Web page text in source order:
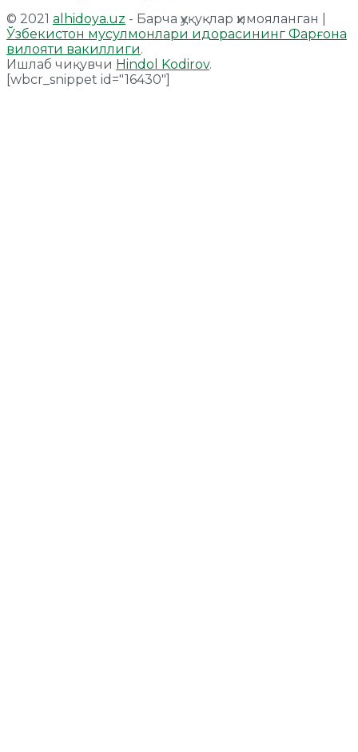
© 2021 alhidoya.uz - Барча ҳуқуқлар ҳимояланган |
Ўзбекистон мусулмонлари идорасининг Фарғона
вилояти вакиллиги.
Ишлаб чиқувчи Hindol Kodirov.
[wbcr_snippet id="16430"]